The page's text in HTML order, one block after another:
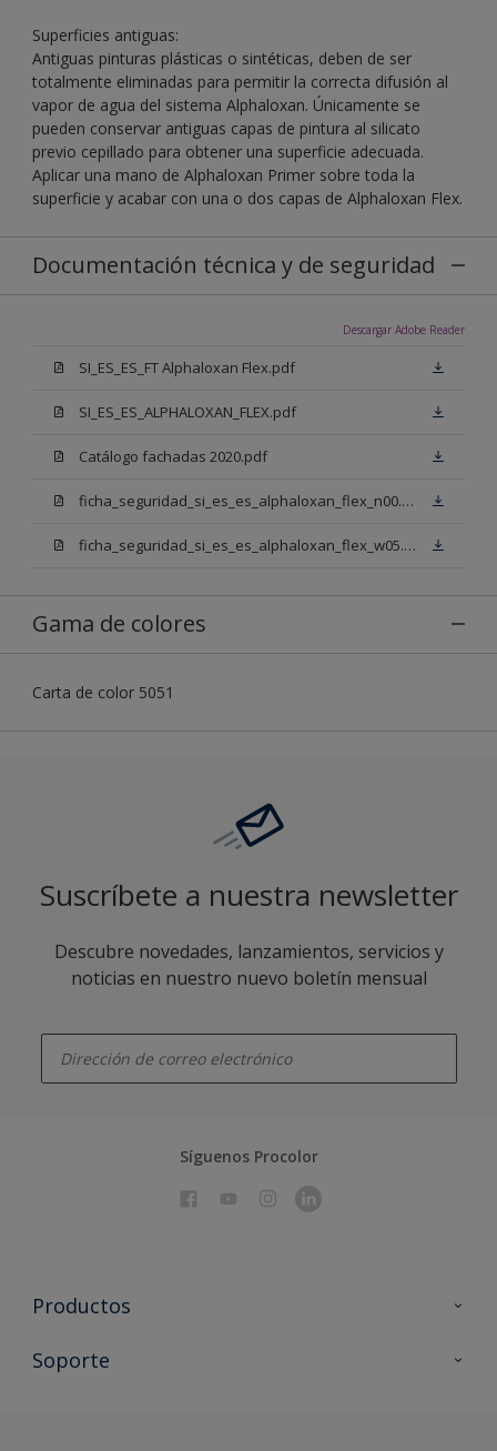
Superficies antiguas:
Antiguas pinturas plásticas o sintéticas, deben de ser
totalmente eliminadas para permitir la correcta difusión al
vapor de agua del sistema Alphaloxan. Únicamente se
pueden conservar antiguas capas de pintura al silicato
previo cepillado para obtener una superficie adecuada.
Aplicar una mano de Alphaloxan Primer sobre toda la
superficie y acabar con una o dos capas de Alphaloxan Flex.
Documentación técnica y de seguridad
Descargar Adobe Reader
SI_ES_ES_FT Alphaloxan Flex.pdf
SI_ES_ES_ALPHALOXAN_FLEX.pdf
Catálogo fachadas 2020.pdf
ficha_seguridad_si_es_es_alphaloxan_flex_n00.pdf
ficha_seguridad_si_es_es_alphaloxan_flex_w05.pdf
Gama de colores
Carta de color 5051
Suscríbete a nuestra newsletter
Descubre novedades, lanzamientos, servicios y
noticias en nuestro nuevo boletín mensual
Síguenos Procolor
Productos
Todos los productos
Soporte